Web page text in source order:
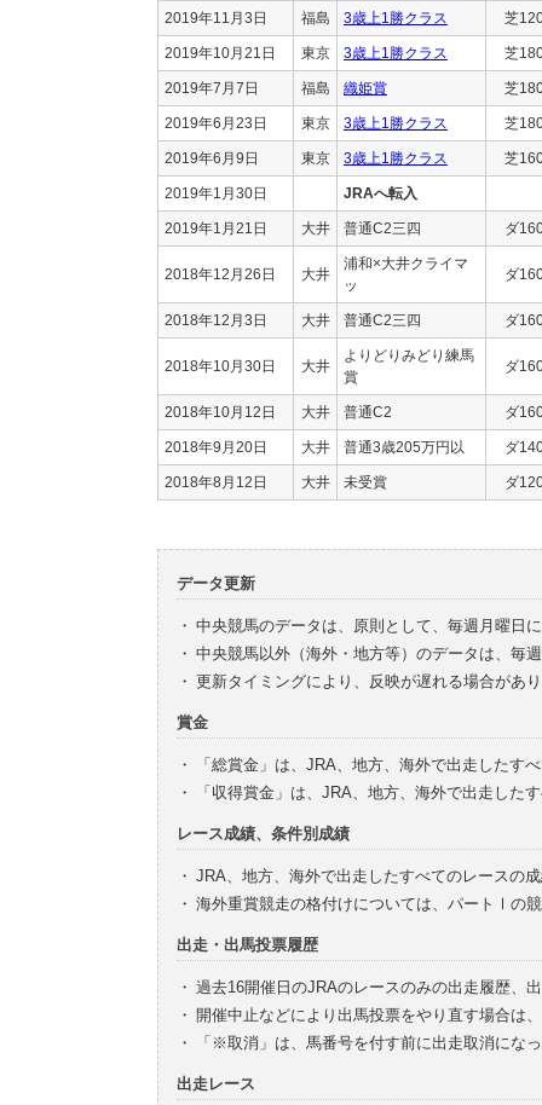
2019年11月3日 福島 3歳上1勝クラス 芝
2019年10月21日 東京 3歳上1勝クラス 芝
2019年7月7日 福島 織姫賞 芝
2019年6月23日 東京 3歳上1勝クラス 芝
2019年6月9日 東京 3歳上1勝クラス 芝
2019年1月30日 JRAへ転入
2019年1月21日 大井 普通C2三四 ダ
2018年12月26日 大井
浦和×大井クライマ
ッ
ダ
2018年12月3日 大井 普通C2三四 ダ
2018年10月30日 大井
よりどりみどり練馬
賞
ダ
2018年10月12日 大井 普通C2 ダ
2018年9月20日 大井 普通3歳205万円以 ダ
2018年8月12日 大井 未受賞 ダ
データ更新
・ 中央競馬のデータは、原則として、毎週月曜日
・ 中央競馬以外（海外・地方等）のデータは、毎
・ 更新タイミングにより、反映が遅れる場合があ
賞金
・
「総賞金」は、JRA、地方、海外で出走したす
・
「収得賞金」は、JRA、地方、海外で出走した
レース成績、条件別成績
・ JRA、地方、海外で出走したすべてのレースの
・ 海外重賞競走の格付けについては、パートⅠの
出走・出馬投票履歴
・ 過去16開催日のJRAのレースのみの出走履歴、
・ 開催中止などにより出馬投票をやり直す場合は
・
「※取消」は、馬番号を付す前に出走取消にな
出走レース